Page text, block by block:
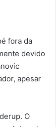
fora da
devido
apesar
O